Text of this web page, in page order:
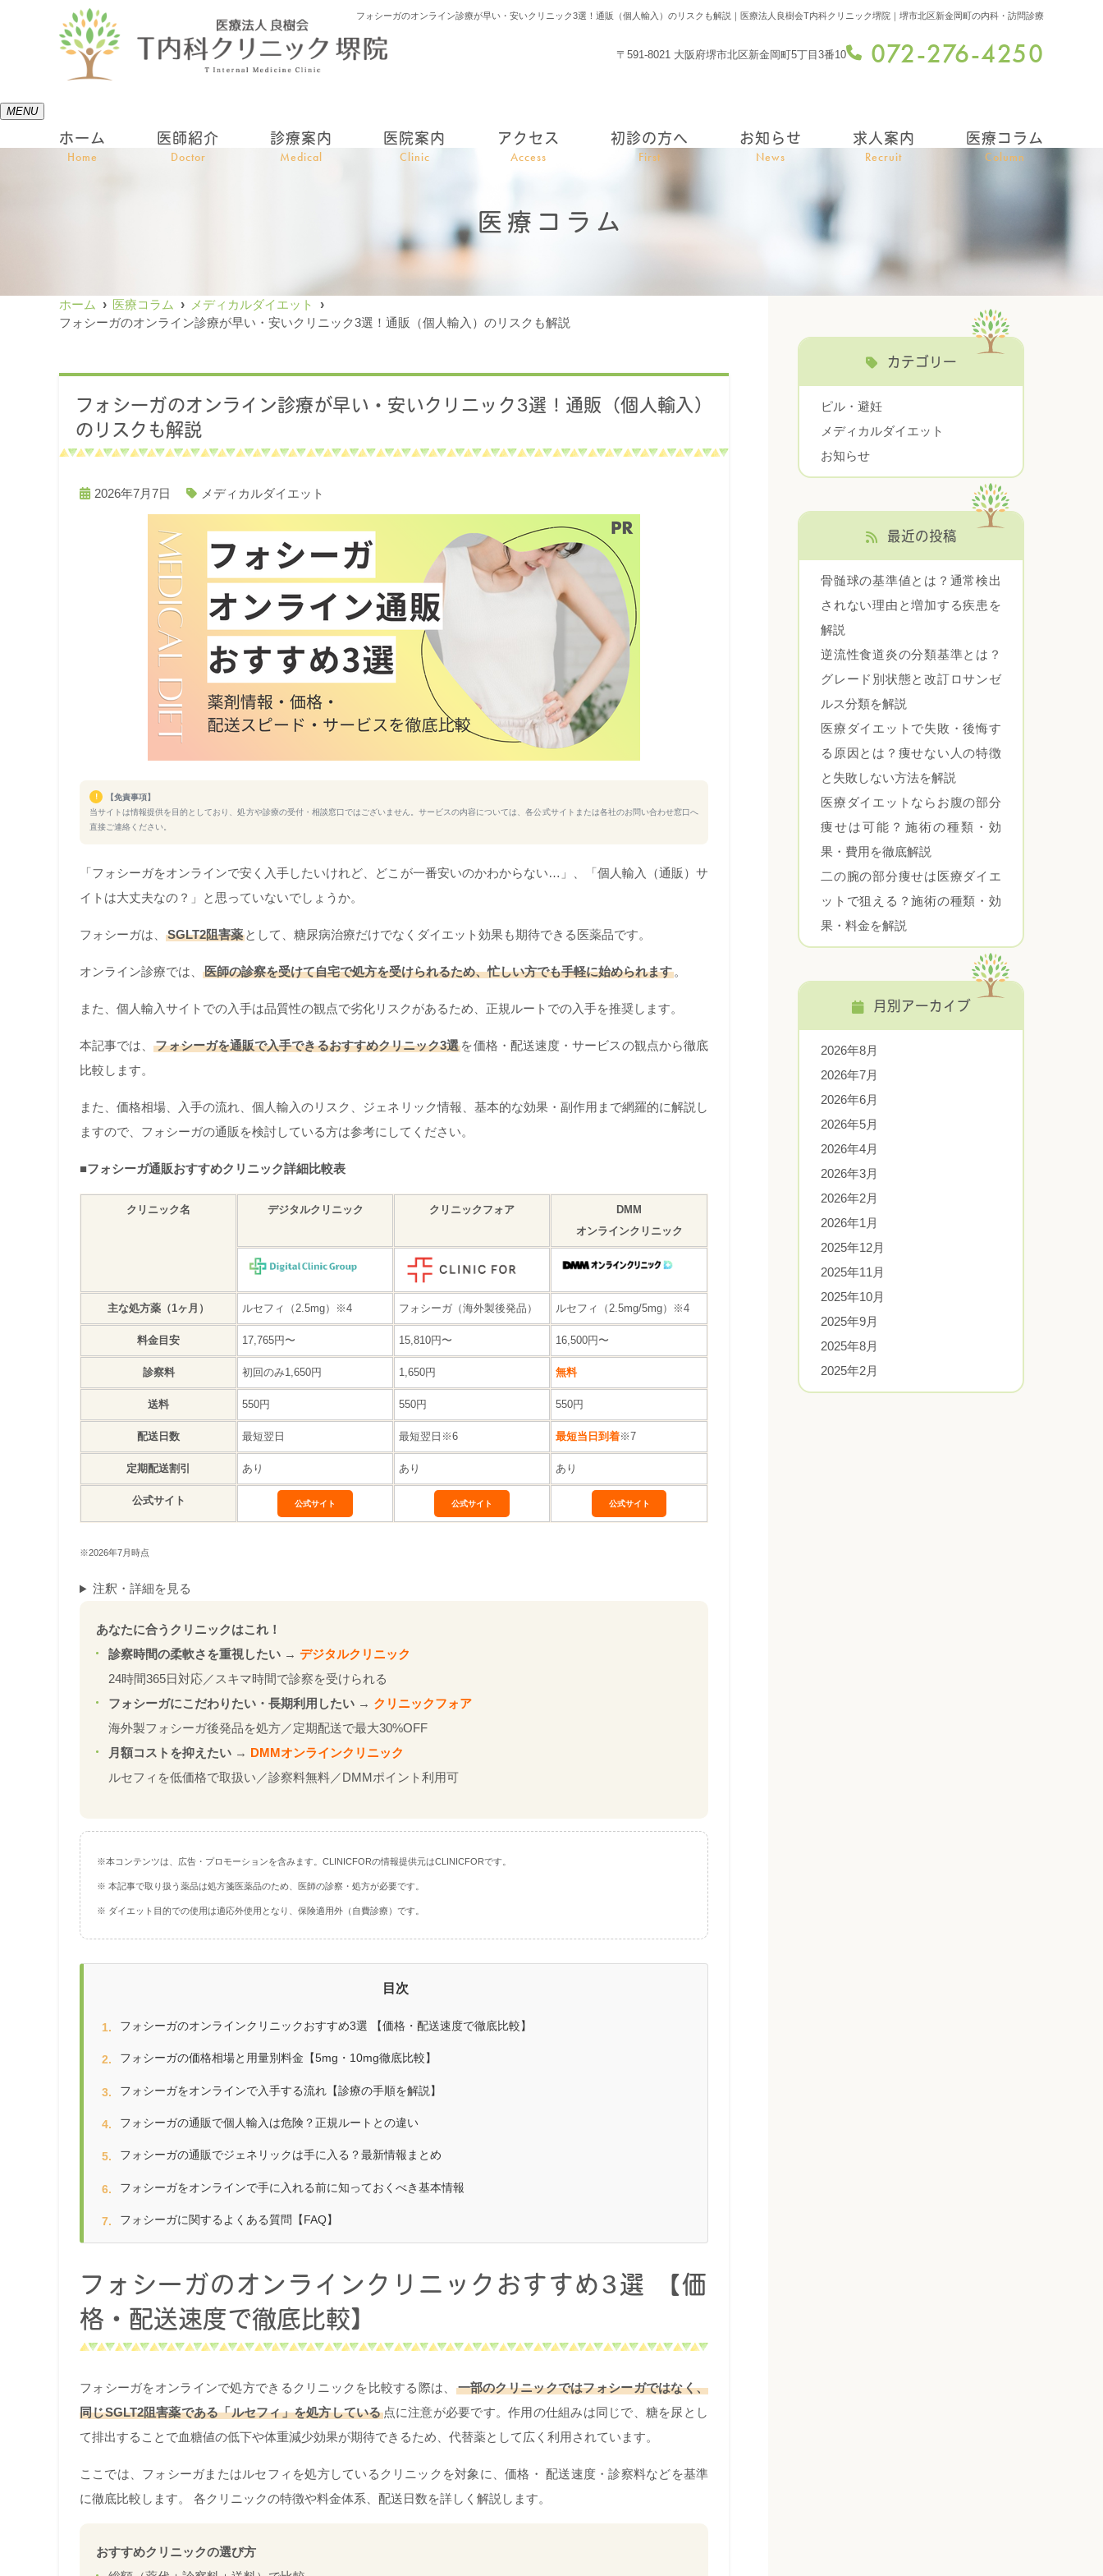
フォシーガのオンライン診療が早い・安いクリニック3選！通販（個人輸入）のリスクも解説｜医療法人良樹会T内科クリニック堺院｜堺市北区新金岡町の内科・訪問診療
〒591-8021 大阪府堺市北区新金岡町5丁目3番10 072-276-4250
MENU
ホーム
Home
医師紹介
Doctor
診療案内
Medical
医院案内
Clinic
アクセス
Access
初診の方へ
First
お知らせ
News
求人案内
Recruit
医療コラム
Column
医療コラム
ホーム 医療コラム
メディカルダイエット
フォシーガのオンライン診療が早い・安いクリニック3選！通販（個人輸入）のリスクも解説
フォシーガのオンライン診療が早い・安いクリニック3選！通販（個人輸入）
のリスクも解説
2026年7月7日 メディカルダイエット
!
【免責事項】
当サイトは情報提供を目的としており、処方や診療の受付・相談窓口ではございません。サービスの内容については、各公式サイトまたは各社のお問い合わせ窓口へ
直接ご連絡ください。
「フォシーガをオンラインで安く入手したいけれど、どこが一番安いのかわからない…」、「個人輸入（通販）サ
イトは大丈夫なの？」と思っていないでしょうか。
フォシーガは、 SGLT2阻害薬 として、糖尿病治療だけでなくダイエット効果も期待できる医薬品です。
オンライン診療では、 医師の診察を受けて自宅で処方を受けられるため、忙しい方でも手軽に始められます 。
また、個人輸入サイトでの入手は品質性の観点で劣化リスクがあるため、正規ルートでの入手を推奨します。
本記事では、フォシーガを通販で入手できるおすすめクリニック3選 を価格・配送速度・サービスの観点から徹底
比較します。
また、価格相場、入手の流れ、個人輸入のリスク、ジェネリック情報、基本的な効果・副作用まで網羅的に解説し
ますので、フォシーガの通販を検討している方は参考にしてください。
■フォシーガ通販おすすめクリニック詳細比較表
クリニック名 デジタルクリニック クリニックフォア
DMM
オンラインクリニック
主な処方薬（1ヶ月） ルセフィ（2.5mg）※4 フォシーガ（海外製後発品） ルセフィ（2.5mg/5mg）※4
料金目安 17,765円〜 15,810円〜 16,500円〜
診察料 初回のみ1,650円 1,650円 無料
送料 550円 550円 550円
配送日数 最短翌日 最短翌日※6 最短当日到着※7
定期配送割引 あり あり あり
公式サイト 公式サイト 公式サイト 公式サイト
※2026年7月時点
注釈・詳細を見る
あなたに合うクリニックはこれ！
診察時間の柔軟さを重視したい → デジタルクリニック
24時間365日対応／スキマ時間で診察を受けられる
フォシーガにこだわりたい・長期利用したい → クリニックフォア
海外製フォシーガ後発品を処方／定期配送で最大30%OFF
月額コストを抑えたい → DMMオンラインクリニック
ルセフィを低価格で取扱い／診察料無料／DMMポイント利用可
※本コンテンツは、広告・プロモーションを含みます。CLINICFORの情報提供元はCLINICFORです。
※ 本記事で取り扱う薬品は処方箋医薬品のため、医師の診察・処方が必要です。
※ ダイエット目的での使用は適応外使用となり、保険適用外（自費診療）です。
目次
フォシーガのオンラインクリニックおすすめ3選 【価格・配送速度で徹底比較】
フォシーガの価格相場と用量別料金【5mg・10mg徹底比較】
フォシーガをオンラインで入手する流れ【診療の手順を解説】
フォシーガの通販で個人輸入は危険？正規ルートとの違い
フォシーガの通販でジェネリックは手に入る？最新情報まとめ
フォシーガをオンラインで手に入れる前に知っておくべき基本情報
フォシーガに関するよくある質問【FAQ】
フォシーガのオンラインクリニックおすすめ3選 【価
格・配送速度で徹底比較】
フォシーガをオンラインで処方できるクリニックを比較する際は、
一部のクリニックではフォシーガではなく、
同じSGLT2阻害薬である「ルセフィ」を処方している点に注意が必要です。作用の仕組みは同じで、糖を尿とし
て排出することで血糖値の低下や体重減少効果が期待できるため、代替薬として広く利用されています。
ここでは、フォシーガまたはルセフィを処方しているクリニックを対象に、価格・ 配送速度・診察料などを基準
に徹底比較します。 各クリニックの特徴や料金体系、配送日数を詳しく解説します。
おすすめクリニックの選び方
カテゴリー
ピル・避妊
メディカルダイエット
お知らせ
最近の投稿
骨髄球の基準値とは？通常検出
されない理由と増加する疾患を
解説
逆流性食道炎の分類基準とは？
グレード別状態と改訂ロサンゼ
ルス分類を解説
医療ダイエットで失敗・後悔す
る原因とは？痩せない人の特徴
と失敗しない方法を解説
医療ダイエットならお腹の部分
痩せは可能？施術の種類・効
果・費用を徹底解説
二の腕の部分痩せは医療ダイエ
ットで狙える？施術の種類・効
果・料金を解説
月別アーカイブ
2026年8月
2026年7月
2026年6月
2026年5月
2026年4月
2026年3月
2026年2月
2026年1月
2025年12月
2025年11月
2025年10月
2025年9月
2025年8月
2025年2月